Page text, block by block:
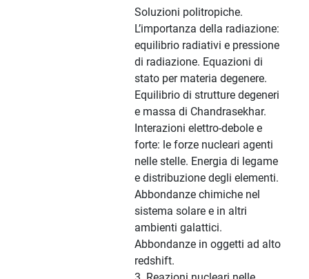
Soluzioni politropiche.
L’importanza della radiazione:
equilibrio radiativi e pressione
di radiazione. Equazioni di
stato per materia degenere.
Equilibrio di strutture degeneri
e massa di Chandrasekhar.
Interazioni elettro-debole e
forte: le forze nucleari agenti
nelle stelle. Energia di legame
e distribuzione degli elementi.
Abbondanze chimiche nel
sistema solare e in altri
ambienti galattici.
Abbondanze in oggetti ad alto
redshift.